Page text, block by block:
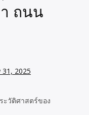
ถนน
31, 2025
ะวัติศาสตร์ของ